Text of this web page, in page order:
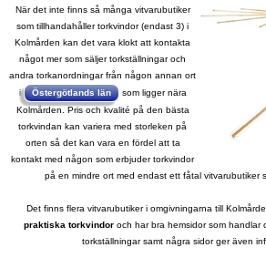
När det inte finns så många vitvarubutiker
som tillhandahåller torkvindor (endast 3) i
Kolmården kan det vara klokt att kontakta
något mer som säljer torkställningar och
andra torkanordningar från någon annan ort
i
Östergötlands län
som ligger nära
Kolmården. Pris och kvalité på den bästa
torkvindan kan variera med storleken på
orten så det kan vara en fördel att ta
kontakt med någon som erbjuder torkvindor
på en mindre ort med endast ett fåtal vitvarubutiker
Det finns flera vitvarubutiker i omgivningarna till
praktiska torkvindor och har bra hemsidor som handlar
torkställningar samt några sidor ger även